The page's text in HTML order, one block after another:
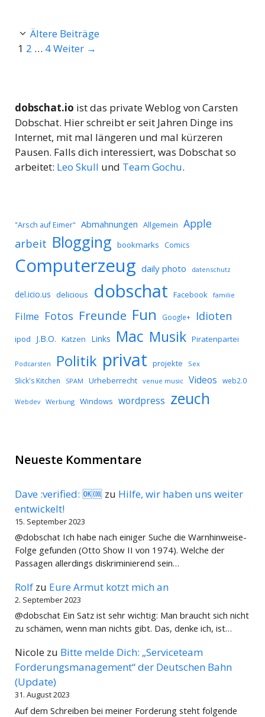
Ältere Beiträge
Seite
1 Seite
2 … Seite
4Weiter →
dobschat.io ist das private Weblog von Carsten
Dobschat. Hier schreibt er seit Jahren Dinge ins
Internet, mit mal längeren und mal kürzeren
Pausen. Falls dich interessiert, was Dobschat so
arbeitet: Leo Skull und Team Gochu.
"Arsch auf Eimer" Abmahnungen Allgemein Apple
arbeit Blogging bookmarks Comics
Computerzeug daily photo datenschutz
del.icio.us delicious dobschat Facebook familie
Filme Fotos Freunde Fun Google+ Idioten
ipod J.B.O. Katzen Links Mac Musik Piratenpartei
Podcarsten Politik privat projekte Sex
Slick's Kitchen SPAM Urheberrecht venue music Videos web2.0
Webdev Werbung Windows wordpress zeuch
Neueste Kommentare
Dave :verified: 🆗🆒 zu Hilfe, wir haben uns weiter
entwickelt!
15. September 2023
@dobschat Ich habe nach einiger Suche die Warnhinweise-
Folge gefunden (Otto Show II von 1974). Welche der
Passagen allerdings diskriminierend sein…
Rolf zu Eure Armut kotzt mich an
2. September 2023
@dobschat Ein Satz ist sehr wichtig: Man braucht sich nicht
zu schämen, wenn man nichts gibt. Das, denke ich, ist…
Nicole zu Bitte melde Dich: „Serviceteam
Forderungsmanagement“ der Deutschen Bahn
(Update)
31. August 2023
Auf dem Schreiben bei meiner Forderung steht folgende